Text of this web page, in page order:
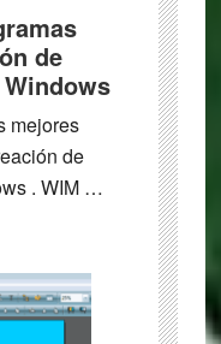
de
mejores
de
. WIM …